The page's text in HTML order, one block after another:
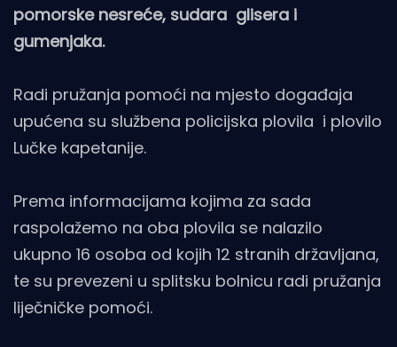
pomorske nesreće, sudara glisera i
gumenjaka.
Radi pružanja pomoći na mjesto događaja
upućena su službena policijska plovila i plovilo
Lučke kapetanije.
Prema informacijama kojima za sada
raspolažemo na oba plovila se nalazilo
ukupno 16 osoba od kojih 12 stranih državljana,
te su prevezeni u splitsku bolnicu radi pružanja
liječničke pomoći.